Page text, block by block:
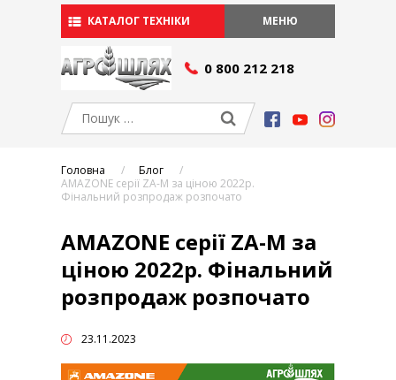
0 800 212 218
МЕНЮ
КАТАЛОГ ТЕХНІКИ
СЕРВІС І ЗАПЧАСТИНИ
Сервіс
АКЦІЇ
Умови фінансування
Виробники
БЛОГ
КОНТАКТИ
УКР
УКР
Головна
Блог
AMAZONE серії ZA-M за ціною 2022р.
Фінальний розпродаж розпочато
AMAZONE серії ZA-M за
ціною 2022р. Фінальний
розпродаж розпочато
23.11.2023